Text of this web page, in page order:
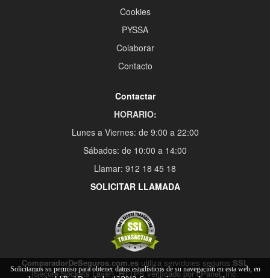
Cookies
PYSSA
Colaborar
Contacto
Contactar
HORARIO:
Lunes a Viernes: de 9:00 a 22:00
Sábados: de 10:00 a 14:00
Llamar: 912 18 45 18
SOLICITAR LLAMADA
ComparadorDeSeguros.com.es utiliza servidores seguros SSL
(Secure Sockets Layer), HTTPS verificado por cPanel, Inc.
Solicitamos su permiso para obtener datos estadísticos de su navegación en esta web, en